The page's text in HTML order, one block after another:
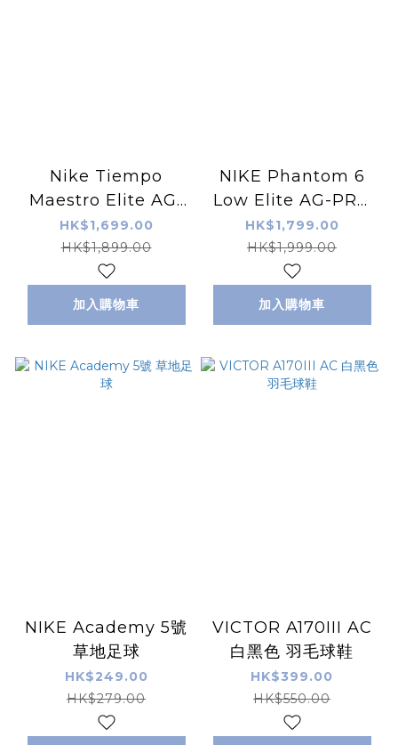
Nike Tiempo
Maestro Elite AG-
PRO 白粉紅色 草地/
仿草足球鞋
HK$1,699.00
HK$1,899.00
加入購物車
NIKE Phantom 6
Low Elite AG-PRO
黑綠色 草地/仿草足球
鞋
HK$1,799.00
HK$1,999.00
加入購物車
NIKE Academy 5號
草地足球
HK$249.00
HK$279.00
VICTOR A170III AC
白黑色 羽毛球鞋
HK$399.00
HK$550.00